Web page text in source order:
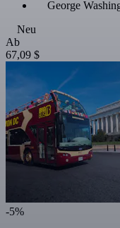
George
Neu
Ab
67,09 $
-5%